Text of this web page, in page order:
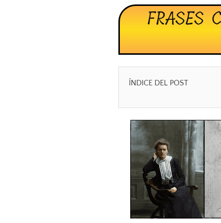
FRASES
ÍNDICE DEL POST